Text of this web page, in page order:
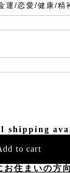
運/恋愛/健康/精
shipping
to cart
お住まいの方